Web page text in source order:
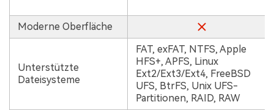
Moderne Oberfläche
Unterstützte
Dateisysteme
FAT, exFAT, NTFS, Apple
HFS+, APFS, Linux
Ext2/Ext3/Ext4, FreeBSD
UFS, BtrFS, Unix UFS-
Partitionen, RAID, RAW